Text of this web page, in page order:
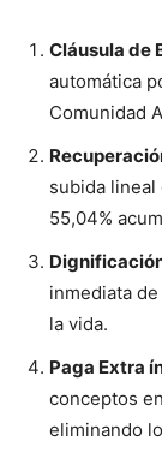
Cláusula de
automática
Comunidad
subida
55,04%
inmediata
la vida.
Paga Extra
conceptos
eliminando